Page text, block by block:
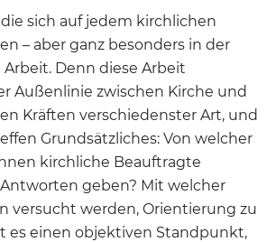
die sich auf jedem kirchlichen
– aber ganz besonders in der
Denn diese Arbeit
Außenlinie zwischen Kirche und
Kräften verschiedenster Art, und
Grundsätzliches: Von welcher
kirchliche Beauftragte
geben? Mit welcher
versucht werden, Orientierung zu
es einen objektiven Standpunkt,